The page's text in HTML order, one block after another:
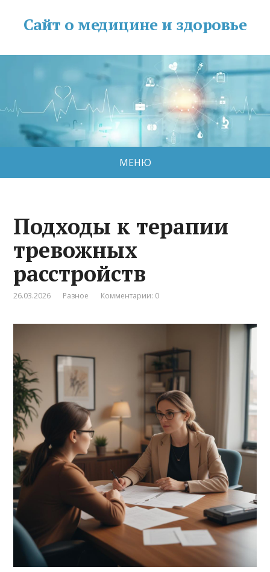
Сайт о медицине и здоровье
МЕНЮ
Подходы к терапии
тревожных
расстройств
26.03.2026 Разное Комментарии: 0